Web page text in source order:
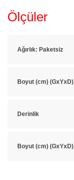
Ölçüler
Ağırlık: Paketsiz
Boyut (cm) (GxYxD)
Derinlik
Boyut (cm) (GxYxD)